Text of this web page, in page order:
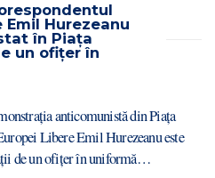
Emil Hurezeanu
în Piața
un ofițer în
anticomunistă din Piața
Libere Emil Hurezeanu este
de un ofițer în uniformă…